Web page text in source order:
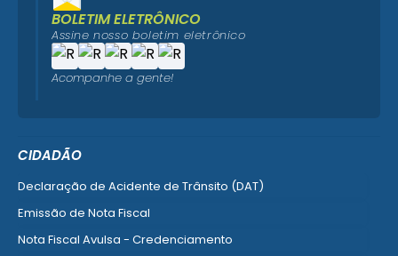
CIDADÃO
Declaração de Acidente de Trânsito (DAT)
Emissão de Nota Fiscal
Nota Fiscal Avulsa - Credenciamento
BOLETIM ELETRÔNICO
Assine nosso boletim eletrônico
Acompanhe a gente!